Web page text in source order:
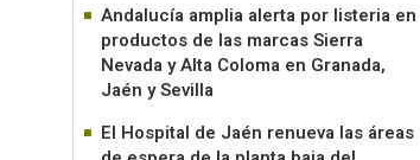
Andalucía amplia alerta por listeria en
productos de las marcas Sierra
Nevada y Alta Coloma en Granada,
Jaén y Sevilla
El Hospital de Jaén renueva las áreas